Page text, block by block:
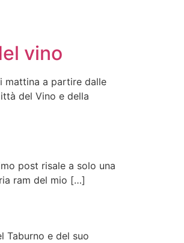
vino
mattina a partire dalle
del Vino e della
post risale a solo una
ram del mio […]
Taburno e del suo